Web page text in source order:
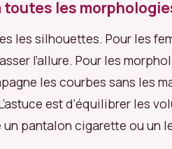
toutes les
les silhouettes. Pour les
l’allure. Pour les
les courbes sans les
est d’équilibrer les
un pantalon cigarette ou un